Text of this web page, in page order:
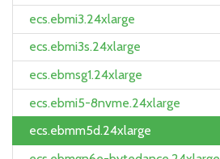
ecs.ebmi3.24xlarge
ecs.ebmi3s.24xlarge
ecs.ebmsg1.24xlarge
ecs.ebmi5-8nvme.24xlarge
ecs.ebmm5d.24xlarge